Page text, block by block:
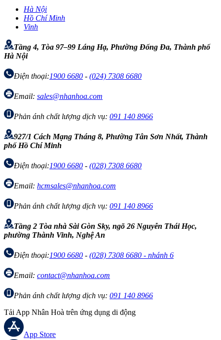
Hà Nội
Hồ Chí Minh
Vinh
Tầng 4, Tòa 97–99 Láng Hạ, Phường Đống Đa, Thành phố
Hà Nội
Điện thoại:1900 6680 - (024) 7308 6680
Email: sales@nhanhoa.com
Phản ánh chất lượng dịch vụ: 091 140 8966
927/1 Cách Mạng Tháng 8, Phường Tân Sơn Nhất, Thành
phố Hồ Chí Minh
Điện thoại:1900 6680 - (028) 7308 6680
Email: hcmsales@nhanhoa.com
Phản ánh chất lượng dịch vụ: 091 140 8966
Tầng 2 Tòa nhà Sài Gòn Sky, ngõ 26 Nguyễn Thái Học,
phường Thành Vinh, Nghệ An
Điện thoại:1900 6680 - (028) 7308 6680 - nhánh 6
Email: contact@nhanhoa.com
Phản ánh chất lượng dịch vụ: 091 140 8966
Tải App Nhân Hoà trên ứng dụng di động
App Store